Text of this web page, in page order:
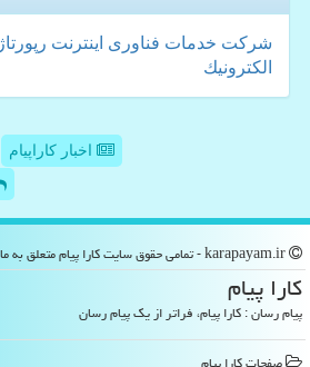
شركت خدمات فناوری اینترنت رپورتاژ
الكترونیك
اخبار کاراپیام
كارا پیام
پیام رسان : کارا پیام، فراتر از یک پیام رسان